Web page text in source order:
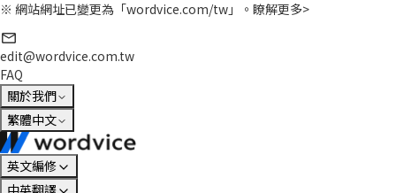
※ 網站網址已變更為「wordvice.com/tw」。 瞭解更多>
edit@wordvice.com.tw
FAQ
關於我們
繁體中文
英文編修